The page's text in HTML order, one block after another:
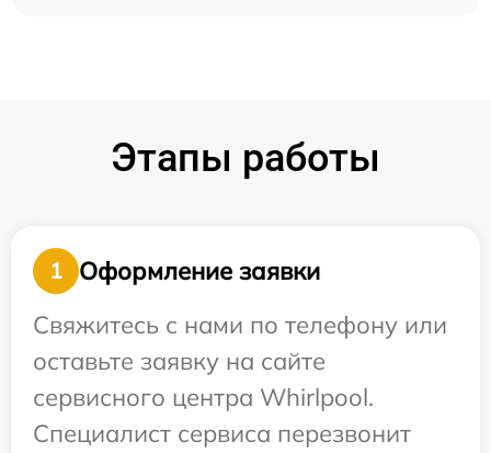
Этапы работы
1
Оформление заявки
Свяжитесь с нами по телефону или
оставьте заявку на сайте
сервисного центра Whirlpool.
Специалист сервиса перезвонит